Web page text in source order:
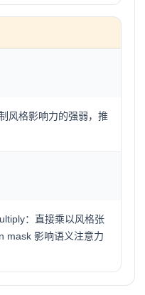
风格影响力的强弱，推
：直接乘以风格张
mask 影响语义注意力